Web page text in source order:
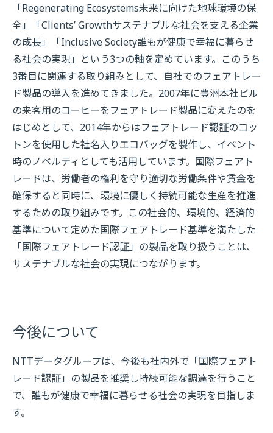
「Regenerating Ecosystems未来に向けた地球環境の保
全」「Clients’ Growthサステナブルな社会を支える企業
の成長」「Inclusive Society誰もが健康で幸福に暮らせ
る社会の実現」という3つの軸を定めています。このうち
3番目に関連する取り組みとして、自社でのフェアトレー
ド製品の導入を進めてきました。2007年に豊洲本社ビル
の来客用のコーヒーをフェアトレード製品に変えたのを
はじめとして、2014年からはフェアトレード認証のコッ
トンを使用した社名入りエコバッグを製作し、イベント
時のノベルティとしても活用しています。国際フェアト
レードは、労働者の権利を守り適切な労働条件や賃金を
確保すると同時に、環境に優しく持続可能な生産を推進
するための取り組みです。この社会的、環境的、経済的
基準について定めた国際フェアトレード基準を満たした
「国際フェアトレード認証」の製品を取り扱うことは、
サステナブルな社会の実現につながります。
今後について
NTTデータグループは、今後も社内外で「国際フェアト
レード認証」の製品を推奨し持続可能な調達を行うこと
で、誰もが健康で幸福に暮らせる社会の実現を目指しま
す。